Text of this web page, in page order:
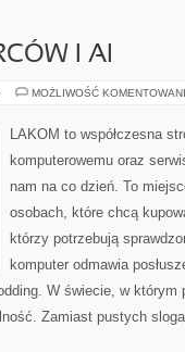
I AI
MOŻLIWOŚĆ
LAKOM to współczesna
komputerowemu oraz
nam na co dzień. To
osobach, które chcą
którzy potrzebują
komputer odmawia
W świecie, w którym
Zamiast pustych